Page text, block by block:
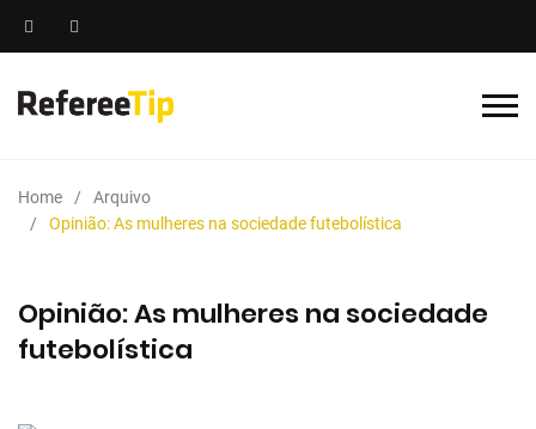
Home
Arquivo
Opinião: As mulheres na sociedade futebolística
Opinião: As mulheres na sociedade
futebolística